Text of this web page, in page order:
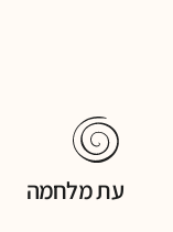
עת מלחמה